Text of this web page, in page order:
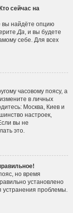
сейчас на
вы найдёте опцию
Да, и вы будете
себе. Для всех
часовому поясу, а
в личных
Москва, Киев и
настроек,
вы не
это.
но время
установлено
устранения проблемы.